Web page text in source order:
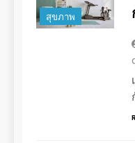
สุขภาพ